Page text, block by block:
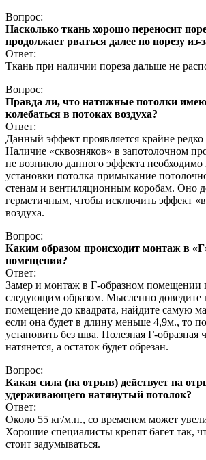
Вопрос:
Насколько ткань хорошо переносит
продолжает рваться далее по порезу из-
Ответ:
Ткань при наличии пореза дальше не
Вопрос:
Правда ли, что натяжные потолки
колебаться в потоках воздуха?
Ответ:
Данный эффект проявляется крайне
Наличие «сквозняков» в запотолочном
не возникло данного эффекта необходимо
установки потолка примыкание
стенам и вентиляционным коробам. Оно
герметичным, чтобы исключить эффект
воздуха.
Вопрос:
Каким образом происходит монтаж в
помещении?
Ответ:
Замер и монтаж в Г-образном помещении
следующим образом. Мысленно доведите
помещение до квадрата, найдите самую
если она будет в длину меньше 4,9м., то
установить без шва. Полезная Г-образная
натянется, а остаток будет обрезан.
Вопрос:
Какая сила (на отрыв) действует на
удерживающего натянутый потолок?
Ответ:
Около 55 кг/м.п., со временем может
Хорошие специалисты крепят багет так,
стоит задумываться.